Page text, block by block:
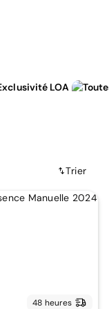
Trier
48 heures